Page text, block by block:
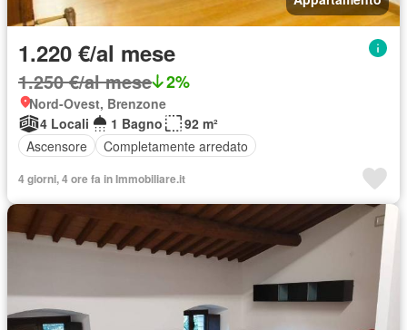
1.220 €/al mese
1.250 €/al mese 2%
Nord-Ovest, Brenzone
4 Locali
1 Bagno
92 m²
Ascensore
Completamente arredato
4 giorni, 4 ore fa in Immobiliare.it